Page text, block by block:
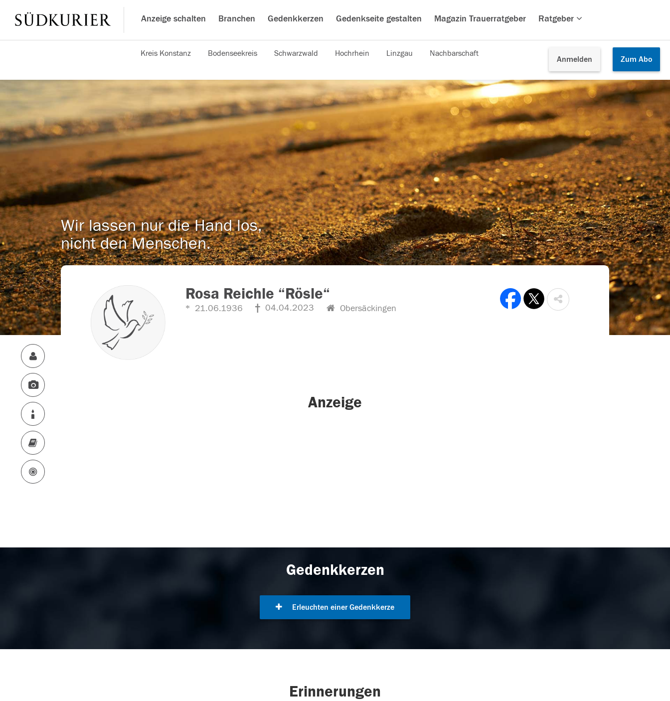
Anzeige schalten Branchen Gedenkkerzen Gedenkseite gestalten Magazin Trauerratgeber Ratgeber
Anmelden Zum Abo
Kreis Konstanz Bodenseekreis Schwarzwald Hochrhein Linzgau Nachbarschaft
Wir lassen nur die Hand los,
nicht den Menschen.
Rosa Reichle “Rösle“
21.06.1936 04.04.2023 Obersäckingen
Anzeige
Gedenkkerzen
Erleuchten einer Gedenkkerze
Erinnerungen